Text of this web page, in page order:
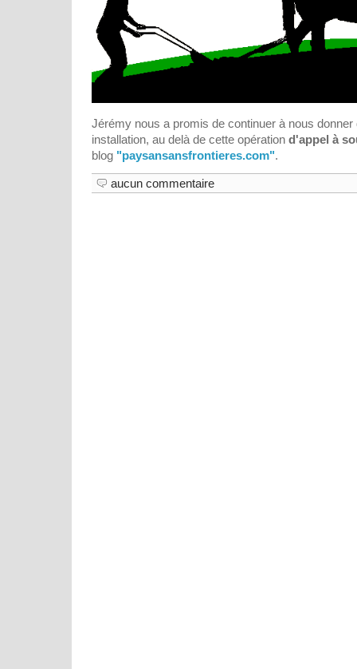
Jérémy nous a promis de continuer à nous
installation, au delà de cette opération d'appel à
blog "paysansansfrontieres.com".
aucun commentaire